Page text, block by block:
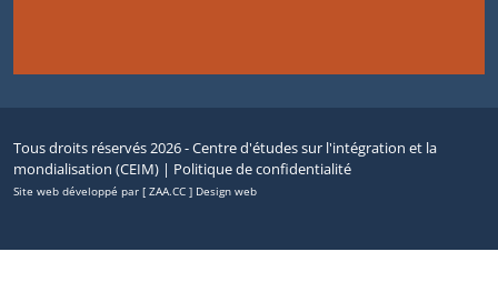
Tous droits réservés 2026 - Centre d'études sur l'intégration et la
mondialisation (CEIM) | Politique de confidentialité
Site web développé par [ ZAA.CC ] Design web